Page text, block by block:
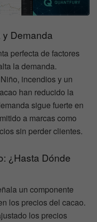
Demanda
perfecta de factores
la demanda.
incendios y un
han reducido la
sigue fuerte en
a marcas como
sin perder clientes.
¿Hasta Dónde
un componente
los precios del cacao.
los precios